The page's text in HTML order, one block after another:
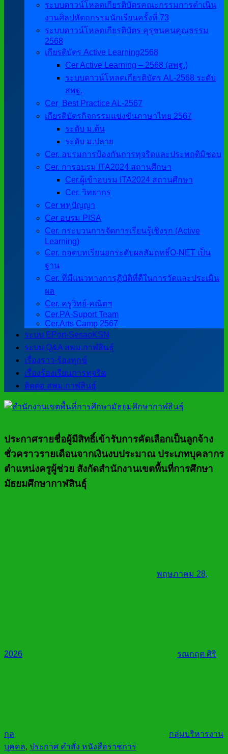
ระบบดาวน์โหลดเกียรติบัตรคณะกรรมการดำเนิน
งานศิลปหัตถกรรมนักเรียนครั้งที่ 73
ระบบดาวน์โหลดเกียรติบัตร คุรุชนคนคุณธรรม
2568
เกียรติบัตร Active Learning2568
Cer Active Learning – 2568 (สพฐ.)
ระบบดาวน์โหลดเกียรติบัตร AL-2568 ระดับ
สพฐ.
Cer ฺ Best Practice AL-2567
เกียรติบัตรกิจกรรมแข่งขันภาษาไทย 2567
ระดับ ม.ต้น
ระดับ ม.ปลาย
Cer. อบรมการป้องกันการทุจริตและประพฤติมิชอบ
Cer. การอบรม ITA2024 สถานศึกษา
Cer.ผู้เข้าอบรม ITA2024 สถานศึกษา
Cer. วิทยากร
Cer พหุปัญญา
Cer อบรม PISA
Cer. กระบวนการจัดการเรียนรู้เชิงรุก (Active
Learning)
Cer. ถอดบทเรียนยกระดับผลสัมฤทธิ์O-NET เป็น
ฐาน
Cer. ที่มีแนวทางการฏิบัติที่ดีในการวัดและประเมิน
ผล
Cer. ครูวิทย์-คณิตฯ
Cer.PA-Suport Team
Cer.Arts Camp 2567
ระบบ EPort-SesaoKSN
ระบบ Q&A สพม.กาฬสินธุ์
เรื่องราว-ร้องทุกข์
เรื่องร้องเรียนการทุจริต
ติดต่อ สพม.กาฬสินธุ์
ประกาศรายชื่อผู้มีสิทธิ์เข้ารับการคัดเลือกเป็นลูกจ้าง
ชั่วคราวรายเดือนจากเงินงบประมาณ ประเภทบุคลากร
ตำแหน่งครูผู้ช่วย สังกัดสำนักงานเขตพื้นที่การศึกษา
มัธยมศึกษากาฬสินธุ์
พฤษภาคม 28,
2026 รณกฤต ศิริ
กุล
กลุ่มบริหารงาน
บุคคล, ประกาศ คำสั่ง หนังสือราชการ